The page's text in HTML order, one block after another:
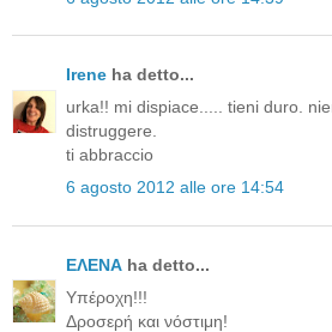
Irene ha detto...
urka!! mi dispiace..... tieni duro.
distruggere.
ti abbraccio
6 agosto 2012 alle ore 14:54
ΕΛΕΝΑ ha detto...
Υπέροχη!!!
Δροσερή και νόστιμη!